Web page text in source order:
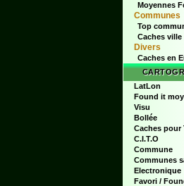
Moyennes
Communes
Top
Caches ville
Divers
Caches en
LatLon
Found it
Visu
Bollée
Caches pour
C.I.T.O
Commune
Communes
Electronique
Favori /